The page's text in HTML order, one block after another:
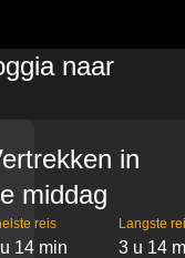
naar
in
middag
reis
14 min
Langste
3 u 14